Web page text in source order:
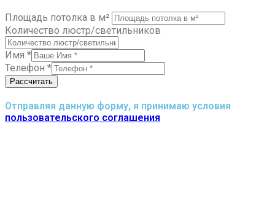
Площадь потолка в м²
Количество люстр/светильников
Имя *
Телефон *
Рассчитать
Отправляя данную форму, я принимаю условия
пользовательского соглашения